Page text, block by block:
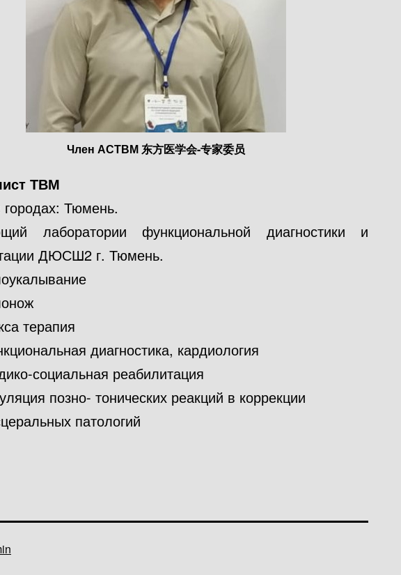
Член АСТВМ 东方医学会-专家委员
ТВМ
городах: Тюмень.
лаборатории функциональной диагностики и
ДЮСШ2 г. Тюмень.
терапия
диагностика, кардиология
социальная реабилитация
позно- тонических реакций в коррекции
патологий